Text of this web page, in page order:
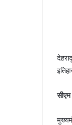
सीएम